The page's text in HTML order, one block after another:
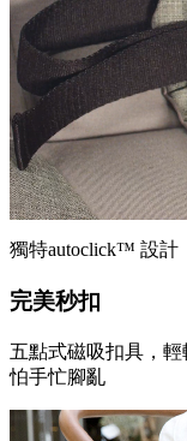
獨特autoclick™ 設計
完美秒扣
五點式磁吸扣具，
怕手忙腳亂